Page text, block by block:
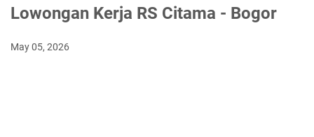
Lowongan Kerja RS Citama - Bogor
May 05, 2026